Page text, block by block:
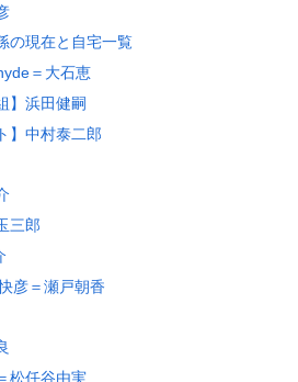
の現在と自宅一覧
＝大石恵
】浜田健嗣
】中村泰二郎
三郎
彦＝瀬戸朝香
松任谷由実